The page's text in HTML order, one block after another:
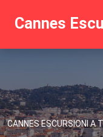
Cannes
CANNES ESCURSIONI A